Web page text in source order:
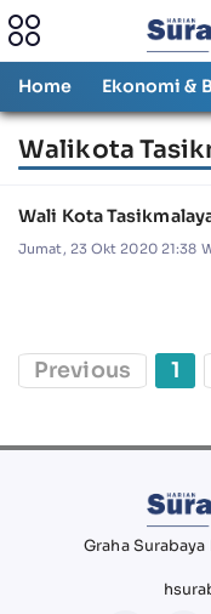
Home Ekonomi &
Walikota
Wali Kota
Jumat, 23 Okt 2020 21:38
Previous 1
Graha